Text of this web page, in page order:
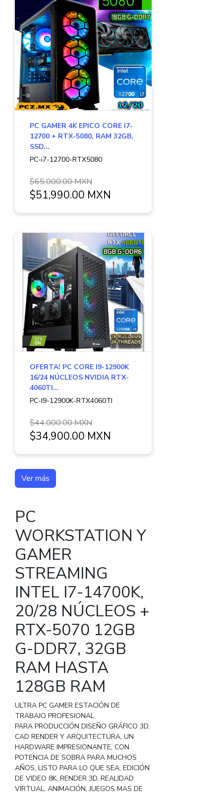
PC GAMER 4K EPICO CORE I7-
12700 + RTX-5080, RAM 32GB,
SSD...
PC-i7-12700-RTX5080
$65,000.00 MXN
$51,990.00 MXN
OFERTA! PC CORE I9-12900K
16/24 NÚCLEOS NVIDIA RTX-
4060TI...
PC-I9-12900K-RTX4060TI
$44,000.00 MXN
$34,900.00 MXN
Ver más
PC
WORKSTATION Y
GAMER
STREAMING
INTEL I7-14700K,
20/28 NÚCLEOS +
RTX-5070 12GB
G-DDR7, 32GB
RAM HASTA
128GB RAM
ULTRA PC GAMER ESTACIÓN DE
TRABAJO PROFESIONAL
PARA PRODUCCIÓN DISEÑO GRÁFICO 3D,
CAD RENDER Y ARQUITECTURA, UN
HARDWARE IMPRESIONANTE, CON
POTENCIA DE SOBRA PARA MUCHOS
AÑOS, LISTO PARA LO QUE SEA, EDICIÓN
DE VIDEO 8K, RENDER 3D, REALIDAD
VIRTUAL, ANIMACIÓN, JUEGOS MAS DE